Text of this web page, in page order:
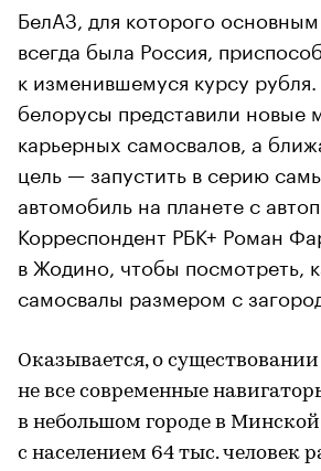
БелАЗ, для которого
всегда была Россия,
к изменившемуся курсу
белорусы представили новые
карьерных самосвалов, а
цель — запустить в серию
автомобиль на планете с
Корреспондент РБК+ Роман
в Жодино, чтобы посмотреть,
самосвалы размером с
Оказывается, о
не все современные
в небольшом городе в Минской
с населением 64 тыс. человек